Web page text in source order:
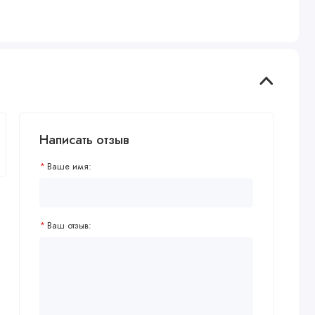
Написать отзыв
Ваше имя:
Ваш отзыв: